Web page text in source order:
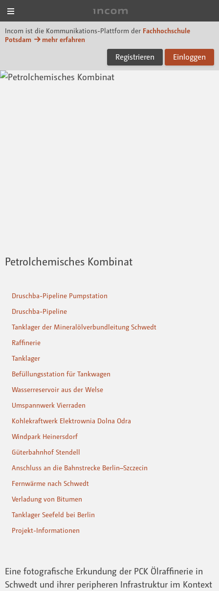
Incom ist die Kommunikations-Plattform der Fachhochschule
Potsdam
mehr erfahren
Registrieren Einloggen
Petrolchemisches Kombinat
Druschba-Pipeline Pumpstation
Druschba-Pipeline
Tanklager der Mineralölverbundleitung Schwedt
Raffinerie
Tanklager
Befüllungsstation für Tankwagen
Wasserreservoir aus der Welse
Umspannwerk Vierraden
Kohlekraftwerk Elektrownia Dolna Odra
Windpark Heinersdorf
Güterbahnhof Stendell
Anschluss an die Bahnstrecke Berlin–Szczecin
Fernwärme nach Schwedt
Verladung von Bitumen
Tanklager Seefeld bei Berlin
Projekt-Informationen
Eine fotografische Erkundung der PCK Ölraffinerie in
Schwedt und ihrer peripheren Infrastruktur im Kontext